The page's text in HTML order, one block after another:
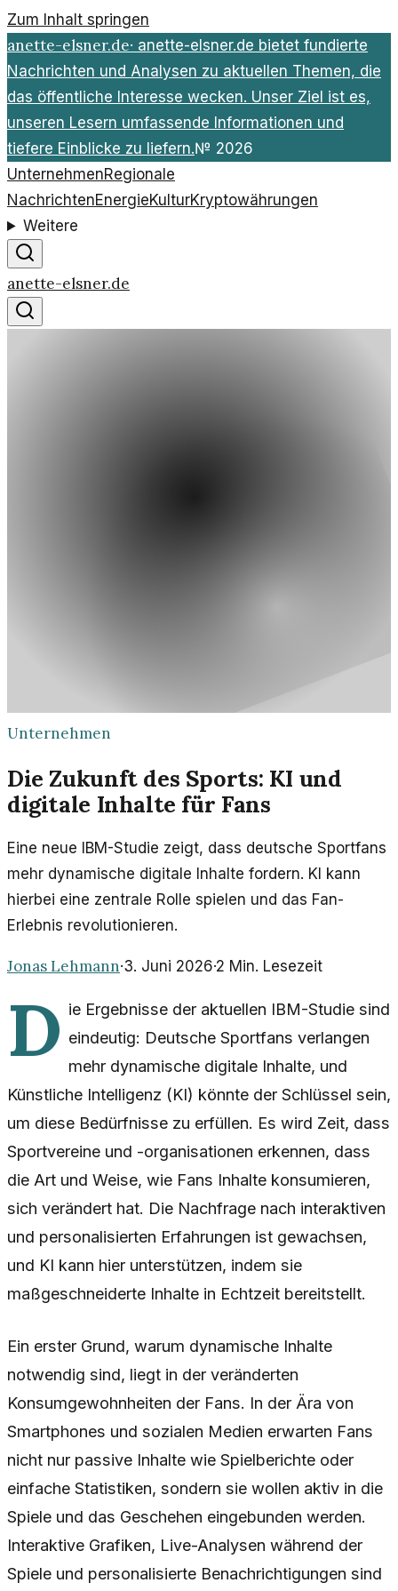
Zum Inhalt springen
anette-elsner.de· anette-elsner.de bietet fundierte
Nachrichten und Analysen zu aktuellen Themen, die
das öffentliche Interesse wecken. Unser Ziel ist es,
unseren Lesern umfassende Informationen und
tiefere Einblicke zu liefern.№ 2026
UnternehmenRegionale
NachrichtenEnergieKulturKryptowährungen
Weitere
anette-elsner.de
Unternehmen
Die Zukunft des Sports: KI und
digitale Inhalte für Fans
Eine neue IBM-Studie zeigt, dass deutsche Sportfans
mehr dynamische digitale Inhalte fordern. KI kann
hierbei eine zentrale Rolle spielen und das Fan-
Erlebnis revolutionieren.
Jonas Lehmann·3. Juni 2026·2 Min. Lesezeit
D ie Ergebnisse der aktuellen IBM-Studie sind
eindeutig: Deutsche Sportfans verlangen
mehr dynamische digitale Inhalte, und
Künstliche Intelligenz (KI) könnte der Schlüssel sein,
um diese Bedürfnisse zu erfüllen. Es wird Zeit, dass
Sportvereine und -organisationen erkennen, dass
die Art und Weise, wie Fans Inhalte konsumieren,
sich verändert hat. Die Nachfrage nach interaktiven
und personalisierten Erfahrungen ist gewachsen,
und KI kann hier unterstützen, indem sie
maßgeschneiderte Inhalte in Echtzeit bereitstellt.
Ein erster Grund, warum dynamische Inhalte
notwendig sind, liegt in der veränderten
Konsumgewohnheiten der Fans. In der Ära von
Smartphones und sozialen Medien erwarten Fans
nicht nur passive Inhalte wie Spielberichte oder
einfache Statistiken, sondern sie wollen aktiv in die
Spiele und das Geschehen eingebunden werden.
Interaktive Grafiken, Live-Analysen während der
Spiele und personalisierte Benachrichtigungen sind